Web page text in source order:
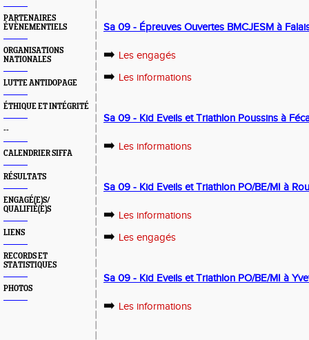
PARTENAIRES
ÉVÈNEMENTIELS
ORGANISATIONS
NATIONALES
LUTTE ANTIDOPAGE
ÉTHIQUE ET INTÉGRITÉ
--
CALENDRIER SIFFA
RÉSULTATS
ENGAGÉ(E)S/
QUALIFIÉ(E)S
LIENS
RECORDS ET
STATISTIQUES
PHOTOS
Sa 09 - Épreuves Ouvertes BMCJESM à
➡️ Les engagés
➡️ Les informations
Sa 09 - Kid Eveils et Triathlon Poussins à
➡️ Les informations
Sa 09 - Kid Eveils et Triathlon PO/BE/MI à
➡️ Les informations
➡️ Les engagés
Sa 09 - Kid Eveils et Triathlon PO/BE/MI à
➡️ Les informations